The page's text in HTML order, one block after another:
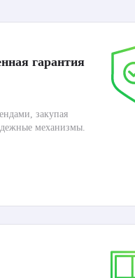
гарантия
закупая
механизмы.